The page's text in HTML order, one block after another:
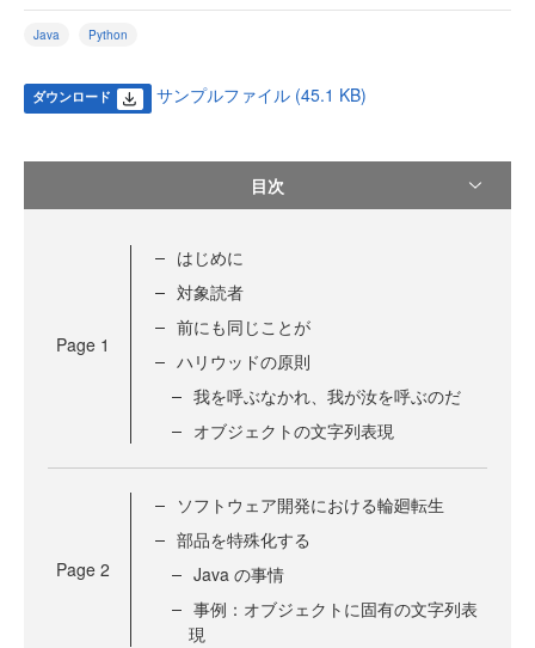
Java Python
ダウンロード サンプルファイル (45.1 KB)
目次
Page 1
はじめに
対象読者
前にも同じことが
ハリウッドの原則
我を呼ぶなかれ、我が汝を呼ぶのだ
オブジェクトの文字列表現
Page 2
ソフトウェア開発における輪廻転生
部品を特殊化する
Java の事情
事例：オブジェクトに固有の文字列表
現